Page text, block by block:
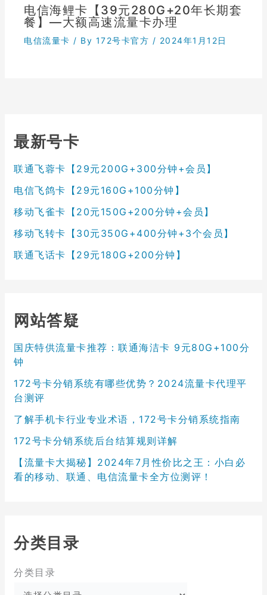
电信海鲤卡【39元280G+20年长期套
餐】—大额高速流量卡办理
电信流量卡 / By 172号卡官方 / 2024年1月12日
最新号卡
联通飞蓉卡【29元200G+300分钟+会员】
电信飞鸽卡【29元160G+100分钟】
移动飞雀卡【20元150G+200分钟+会员】
移动飞转卡【30元350G+400分钟+3个会员】
联通飞话卡【29元180G+200分钟】
网站答疑
国庆特供流量卡推荐：联通海洁卡 9元80G+100分
钟
172号卡分销系统有哪些优势？2024流量卡代理平
台测评
了解手机卡行业专业术语，172号卡分销系统指南
172号卡分销系统后台结算规则详解
【流量卡大揭秘】2024年7月性价比之王：小白必
看的移动、联通、电信流量卡全方位测评！
分类目录
分类目录